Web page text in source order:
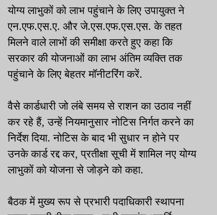
योग्य लाभुकों को लाभ पहुंचाने के लिए उपायुक्त ने
एन.एफ.एस.ए. और जे.एस.एफ.एस.एस. के तहत
मिलने वाले लाभों की समीक्षा करते हुए कहा कि
सरकार की योजनाओं का लाभ अंतिम व्यक्ति तक
पहुंचाने के लिए बेहतर मॉनीटरिंग करें.
वैसे कार्डधारी जो लंबे समय से राशन का उठाव नहीं
कर रहे हैं, उन्हें नियमानुसार नोटिस निर्गत करने का
निर्देश दिया. नोटिस के बाद भी सुधार न होने पर
उनके कार्ड रद्द कर, प्रतीक्षा सूची में शामिल नए योग्य
लाभुकों को योजना से जोड़ने को कहा.
बैठक में मुख्य रूप से प्रभारी पदाधिकारी स्थापना